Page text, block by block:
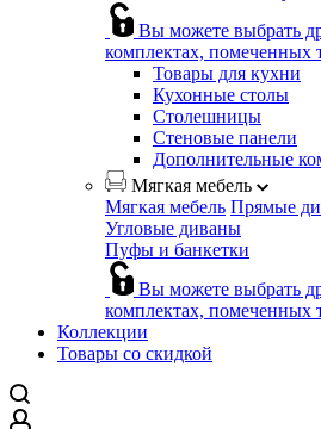
Вы можете выбрать
комплектах, помеченных
Товары для кухни
Кухонные столы
Столешницы
Стеновые панели
Дополнительные
Мягкая мебель
Мягкая мебель Прямые
Угловые диваны
Пуфы и банкетки
Вы можете выбрать
комплектах, помеченных
Коллекции
Товары со скидкой